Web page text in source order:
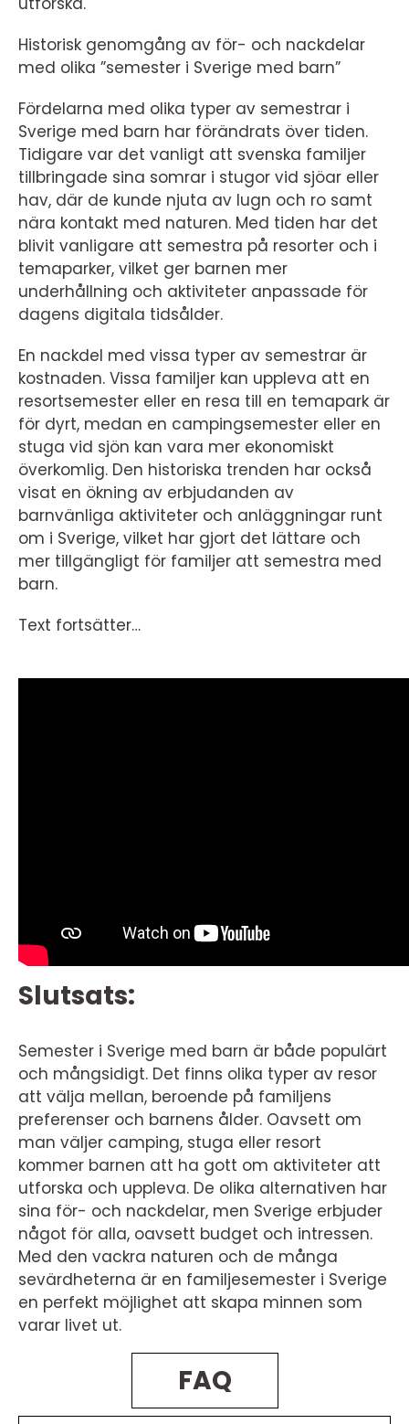
Historisk genomgång av för- och nackdelar
med olika ”semester i Sverige med barn”
Fördelarna med olika typer av semestrar i
Sverige med barn har förändrats över tiden.
Tidigare var det vanligt att svenska familjer
tillbringade sina somrar i stugor vid sjöar eller
hav, där de kunde njuta av lugn och ro samt
nära kontakt med naturen. Med tiden har det
blivit vanligare att semestra på resorter och i
temaparker, vilket ger barnen mer
underhållning och aktiviteter anpassade för
dagens digitala tidsålder.
En nackdel med vissa typer av semestrar är
kostnaden. Vissa familjer kan uppleva att en
resortsemester eller en resa till en temapark är
för dyrt, medan en campingsemester eller en
stuga vid sjön kan vara mer ekonomiskt
överkomlig. Den historiska trenden har också
visat en ökning av erbjudanden av
barnvänliga aktiviteter och anläggningar runt
om i Sverige, vilket har gjort det lättare och
mer tillgängligt för familjer att semestra med
barn.
Text fortsätter…
Slutsats:
Semester i Sverige med barn är både populärt
och mångsidigt. Det finns olika typer av resor
att välja mellan, beroende på familjens
preferenser och barnens ålder. Oavsett om
man väljer camping, stuga eller resort
kommer barnen att ha gott om aktiviteter att
utforska och uppleva. De olika alternativen har
sina för- och nackdelar, men Sverige erbjuder
något för alla, oavsett budget och intressen.
Med den vackra naturen och de många
sevärdheterna är en familjesemester i Sverige
en perfekt möjlighet att skapa minnen som
varar livet ut.
FAQ